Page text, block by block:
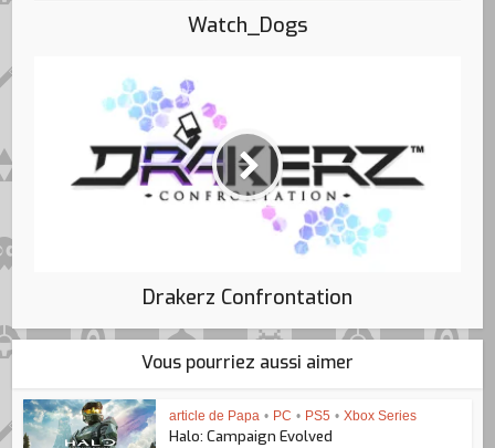
Watch_Dogs
Drakerz Confrontation
Vous pourriez aussi aimer
article de Papa • PC • PS5 • Xbox Series
Halo: Campaign Evolved